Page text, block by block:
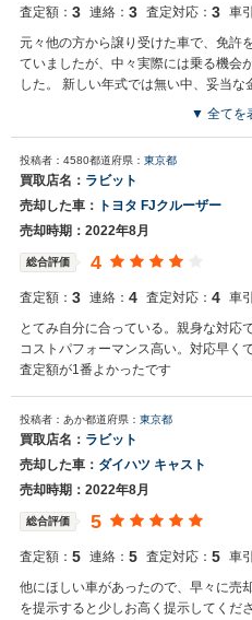
査定額： 3 連絡： 3 査定対応： 3 車
元々他の方から譲り受けた車で、免許
ていましたが、中々実際には乗る機会
した。 新しい年式では無い中、妥当
▼ 全てを
投稿者：4580都道府県： 東京都
買取店名： ラビット
売却した車：
トヨタ FJクルーザー
売却時期：2022年8月
総合評価 4
査定額： 3 連絡： 4 査定対応： 4 車
とてみ自分に合っている。親身な対応
コストパフォーマンス高い。対応早く
査定額が1番よかったです
投稿者：あか都道府県： 東京都
買取店名： ラビット
売却した車： ダイハツ キャスト
売却時期：2022年8月
総合評価 5
査定額： 5 連絡： 5 査定対応： 5 車
他にほしい車があったので、早々に売
を提示すると少しお高く提示してくだ